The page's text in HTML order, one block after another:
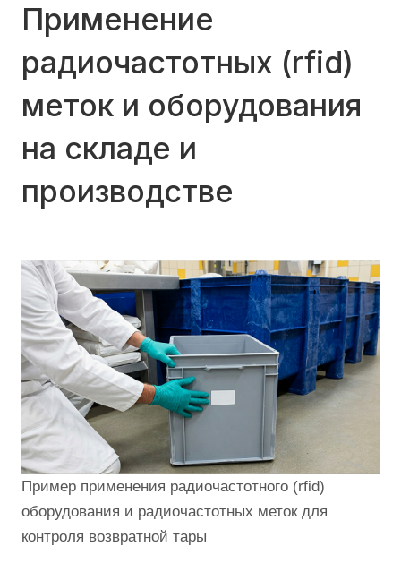
Применение
радиочастотных (rfid)
меток и оборудования
на складе и
производстве
Пример применения радиочастотного (rfid)
оборудования и радиочастотных меток для
контроля возвратной тары